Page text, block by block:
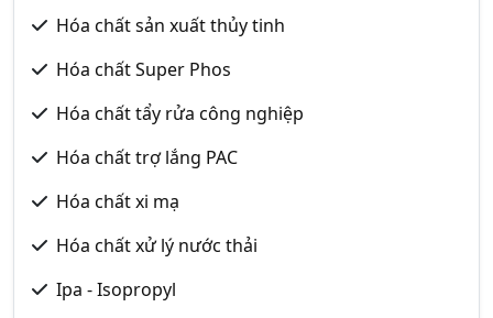
Hóa chất sản xuất thủy tinh
Hóa chất Super Phos
Hóa chất tẩy rửa công nghiệp
Hóa chất trợ lắng PAC
Hóa chất xi mạ
Hóa chất xử lý nước thải
Ipa - Isopropyl